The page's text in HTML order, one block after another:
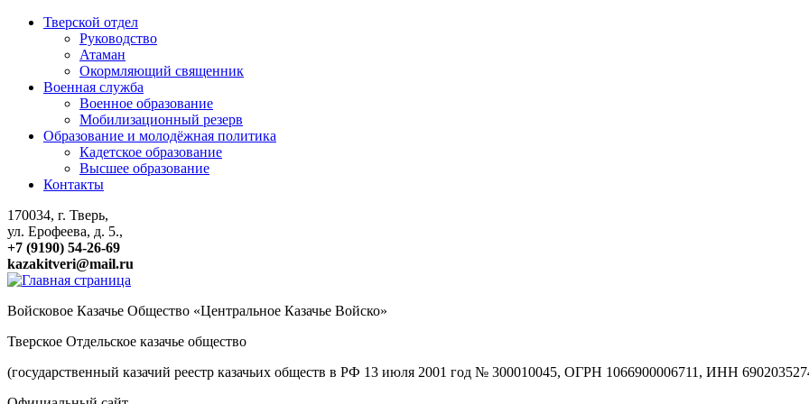
Тверской отдел
Руководство
Атаман
Окормляющий священник
Военная служба
Военное образование
Мобилизационный резерв
Образование и молодёжная политика
Кадетское образование
Высшее образование
Контакты
170034, г. Тверь,
ул. Ерофеева, д. 5.,
+7 (9190) 54-26-69
kazakitveri@mail.ru
Войсковое Казачье Общество «Центральное Казачье Войско»
Тверское Отдельское казачье общество
(государственный казачий реестр казачьих обществ в РФ 13 июля 2001 год № 300010045, ОГРН 1066900006711, ИНН